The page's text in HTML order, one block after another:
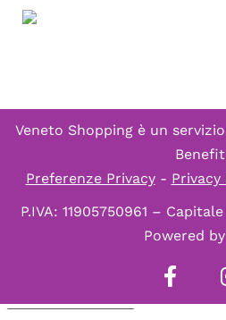
Veneto Shopping è un
Benefit
Preferenze Privacy- Privacy
P.IVA: 11905750961 –
Powered by